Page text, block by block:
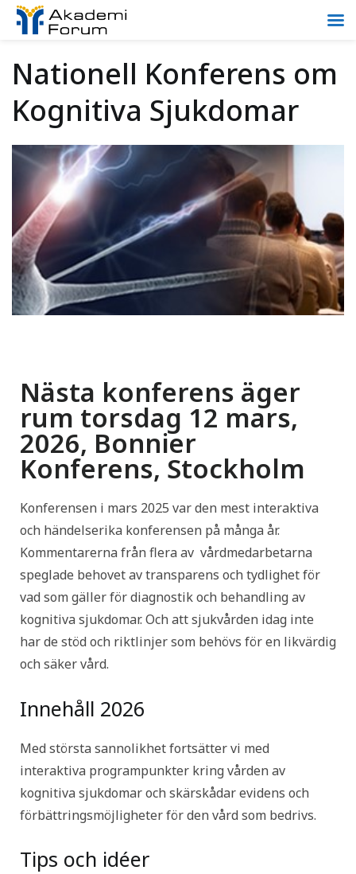
Nationell Konferens om
Kognitiva Sjukdomar
Nästa konferens äger
rum torsdag 12 mars,
2026, Bonnier
Konferens, Stockholm
Konferensen i mars 2025 var den mest interaktiva
och händelserika konferensen på många år.
Kommentarerna från flera av vårdmedarbetarna
speglade behovet av transparens och tydlighet för
vad som gäller för diagnostik och behandling av
kognitiva sjukdomar. Och att sjukvården idag inte
har de stöd och riktlinjer som behövs för en likvärdig
och säker vård.
Innehåll 2026
Med största sannolikhet fortsätter vi med
interaktiva programpunkter kring vården av
kognitiva sjukdomar och skärskådar evidens och
förbättringsmöjligheter för den vård som bedrivs.
Tips och idéer